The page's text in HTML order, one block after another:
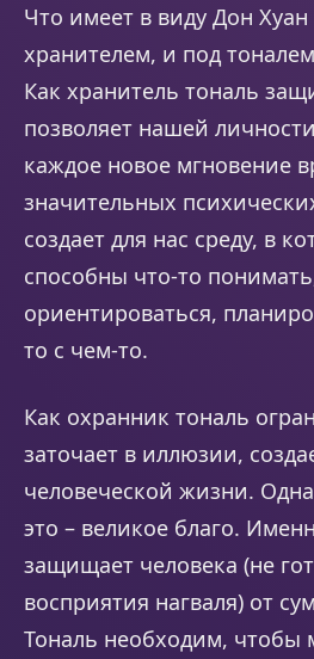
Что имеет в виду Дон
хранителем, и под
Как хранитель тональ
позволяет нашей
каждое новое мгновение
значительных
создает для нас среду, в
способны что-то
ориентироваться,
то с чем-то.
Как охранник тональ
заточает в иллюзии,
человеческой жизни.
это – великое благо.
защищает человека (не
восприятия нагваля) от
Тональ необходим, чтобы